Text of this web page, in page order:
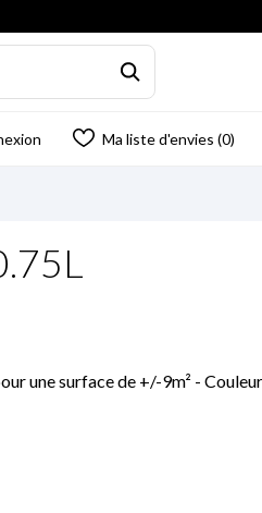
Ma liste d'envies (0)
une surface de +/-9m² -